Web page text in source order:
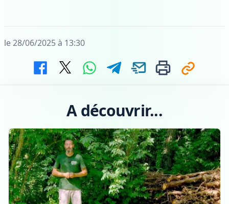
le 28/06/2025 à 13:30
A découvrir...